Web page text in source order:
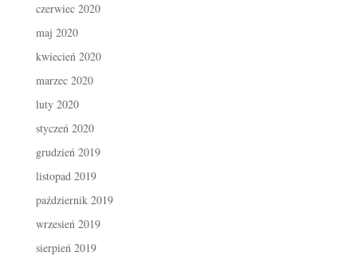
czerwiec 2020
maj 2020
kwiecień 2020
marzec 2020
luty 2020
styczeń 2020
grudzień 2019
listopad 2019
październik 2019
wrzesień 2019
sierpień 2019